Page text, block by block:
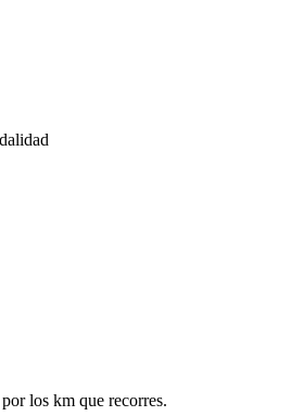
los km que recorres.